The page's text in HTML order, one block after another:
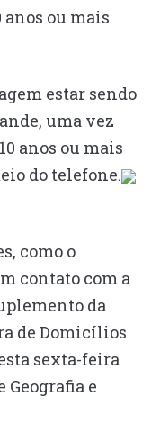
ou mais
estar sendo
uma vez
anos ou mais
do telefone.
como o
contato com a
da
de Domicílios
sexta-feira
e